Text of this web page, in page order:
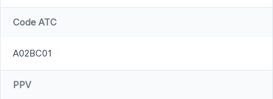
Code ATC
A02BC01
PPV